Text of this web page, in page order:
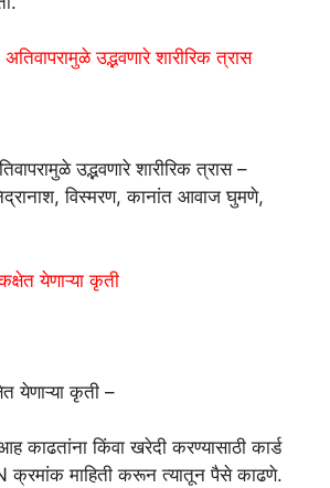
उद्भवणारे शारीरिक त्रास
उद्भवणारे शारीरिक त्रास –
विस्मरण, कानांत आवाज घुमणे,
येणाऱ्या कृती
येणाऱ्या कृती –
किंवा खरेदी करण्यासाठी कार्ड
क्रमांक माहिती करून त्यातून पैसे काढणे.